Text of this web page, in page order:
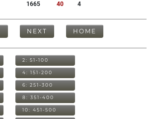
1665 40 4
NEXT HOME
2: 51-100
4: 151-200
6: 251-300
8: 351-400
10: 451-500